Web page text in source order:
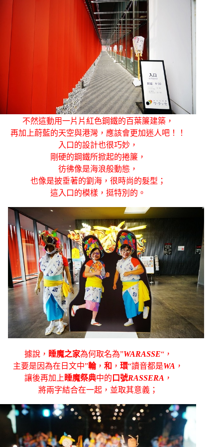
不然這動用一片片紅色鋼鐵的百葉簾建築，
再加上蔚藍的天空與港灣，應該會更加迷人吧！！
入口的設計也很巧妙，
剛硬的鋼鐵所掀起的捲簾，
彷彿像是海浪般動態，
也像是披垂著的劉海，很時尚的髮型；
這入口的模樣，挺特別的。
據說， 睡魔之家為何取名為”WARASSE“，
主要是因為在日文中”輪，和 ，環“讀音都是WA ，
讓後再加上 睡魔祭典中的 口號RASSERA ，
將兩字結合在一起，並取其意義；